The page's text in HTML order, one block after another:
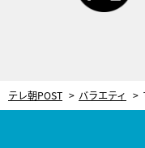
テレ朝POST バラエティ